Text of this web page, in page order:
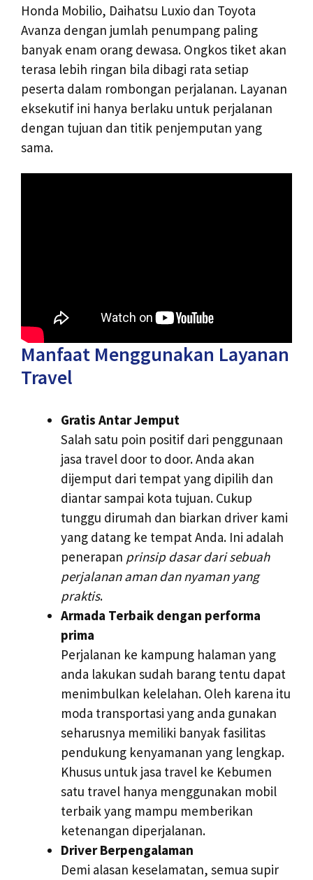
Honda Mobilio, Daihatsu Luxio dan Toyota
Avanza dengan jumlah penumpang paling
banyak enam orang dewasa. Ongkos tiket akan
terasa lebih ringan bila dibagi rata setiap
peserta dalam rombongan perjalanan. Layanan
eksekutif ini hanya berlaku untuk perjalanan
dengan tujuan dan titik penjemputan yang
sama.
Manfaat Menggunakan Layanan
Travel
Gratis Antar Jemput
Salah satu poin positif dari penggunaan
jasa travel door to door. Anda akan
dijemput dari tempat yang dipilih dan
diantar sampai kota tujuan. Cukup
tunggu dirumah dan biarkan driver kami
yang datang ke tempat Anda. Ini adalah
penerapan prinsip dasar dari sebuah
perjalanan aman dan nyaman yang
praktis.
Armada Terbaik dengan performa
prima
Perjalanan ke kampung halaman yang
anda lakukan sudah barang tentu dapat
menimbulkan kelelahan. Oleh karena itu
moda transportasi yang anda gunakan
seharusnya memiliki banyak fasilitas
pendukung kenyamanan yang lengkap.
Khusus untuk jasa travel ke Kebumen
satu travel hanya menggunakan mobil
terbaik yang mampu memberikan
ketenangan diperjalanan.
Driver Berpengalaman
Demi alasan keselamatan, semua supir